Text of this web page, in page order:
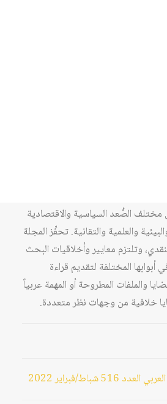
مختلف الصُّعد السياسية والاقتصادية
والعلمية والتقانية. تحفِّز المجلة
وتلتزم معايير وأخلاقيات البحث
المختلفة لتقديم قراءة
والملفات المطروحة أو المهمة عربياً
خلافية من وجهات نظر متعددة.
شباط/فبراير 2022